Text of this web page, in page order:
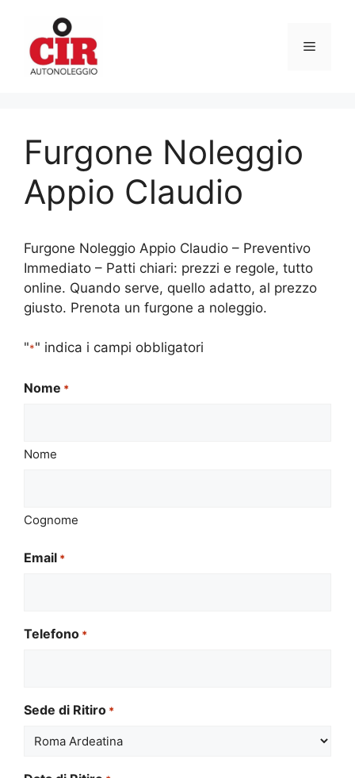
contenuto
Menu
Furgone Noleggio
Appio Claudio
Furgone Noleggio Appio Claudio – Preventivo
Immediato – Patti chiari: prezzi e regole, tutto
online. Quando serve, quello adatto, al prezzo
giusto. Prenota un furgone a noleggio.
"*" indica i campi obbligatori
Nome *
Nome
Cognome
Email *
Telefono *
Sede di Ritiro *